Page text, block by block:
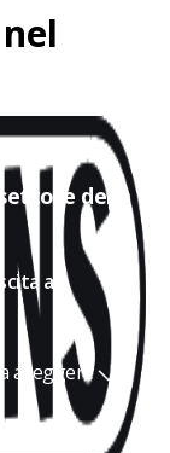
della
a
a leggere